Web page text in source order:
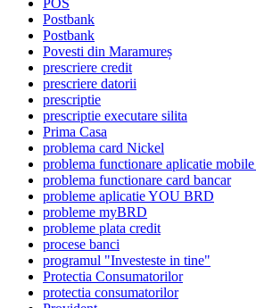
POS
Postbank
Postbank
Povesti din Maramureș
prescriere credit
prescriere datorii
prescriptie
prescriptie executare silita
Prima Casa
problema card Nickel
problema functionare aplicatie
problema functionare card bancar
probleme aplicatie YOU BRD
probleme myBRD
probleme plata credit
procese banci
programul "Investeste in tine"
Protectia Consumatorilor
protectia consumatorilor